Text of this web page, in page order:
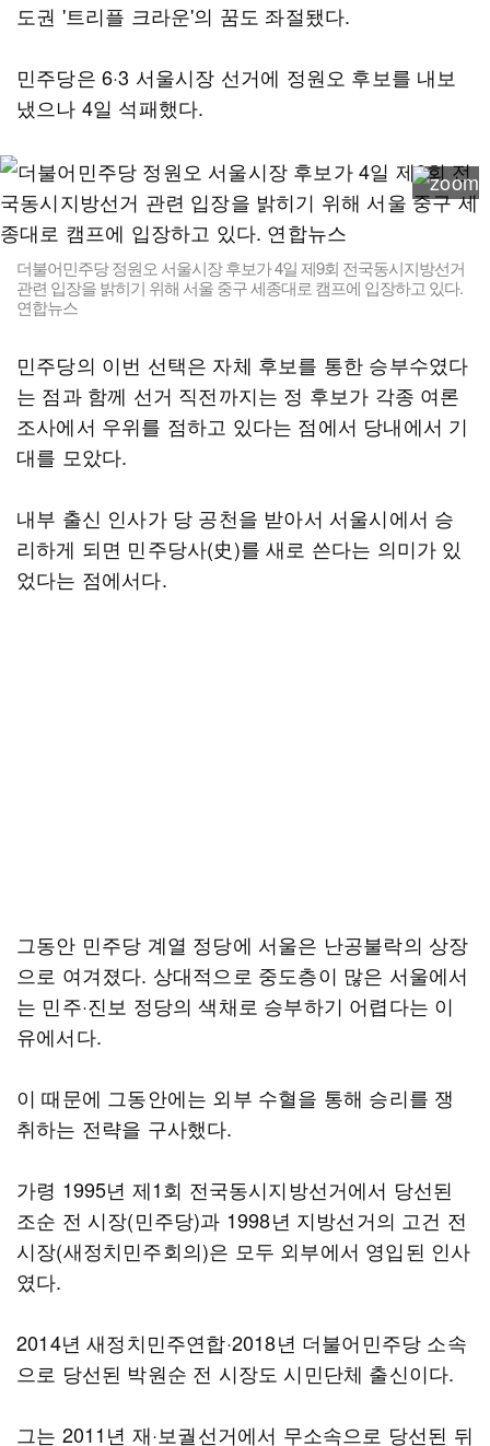
도권 '트리플 크라운'의 꿈도 좌절됐다.
민주당은 6·3 서울시장 선거에 정원오 후보를 내보
냈으나 4일 석패했다.
더불어민주당 정원오 서울시장 후보가 4일 제9회 전국동시지방선거
관련 입장을 밝히기 위해 서울 중구 세종대로 캠프에 입장하고 있다.
연합뉴스
민주당의 이번 선택은 자체 후보를 통한 승부수였다
는 점과 함께 선거 직전까지는 정 후보가 각종 여론
조사에서 우위를 점하고 있다는 점에서 당내에서 기
대를 모았다.
내부 출신 인사가 당 공천을 받아서 서울시에서 승
리하게 되면 민주당사(史)를 새로 쓴다는 의미가 있
었다는 점에서다.
그동안 민주당 계열 정당에 서울은 난공불락의 상장
으로 여겨졌다. 상대적으로 중도층이 많은 서울에서
는 민주·진보 정당의 색채로 승부하기 어렵다는 이
유에서다.
이 때문에 그동안에는 외부 수혈을 통해 승리를 쟁
취하는 전략을 구사했다.
가령 1995년 제1회 전국동시지방선거에서 당선된
조순 전 시장(민주당)과 1998년 지방선거의 고건 전
시장(새정치민주회의)은 모두 외부에서 영입된 인사
였다.
2014년 새정치민주연합·2018년 더불어민주당 소속
으로 당선된 박원순 전 시장도 시민단체 출신이다.
그는 2011년 재·보궐선거에서 무소속으로 당선된 뒤